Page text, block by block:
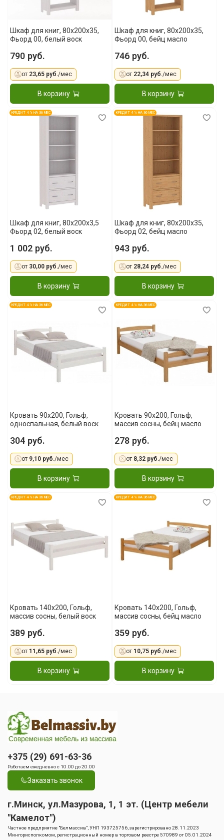
Шкаф для книг, 80x200x35,
Фьорд 00, белый воск
790 руб.
от 23,65 руб./мес
В корзину
Шкаф для книг, 80x200x35,
Фьорд 00, бейц масло
746 руб.
от 22,34 руб./мес
В корзину
КРЕДИТ 4 % НА 36 МЕС
Шкаф для книг, 80x200x3,5
Фьорд 02, белый воск
1 002 руб.
от 30,00 руб./мес
В корзину
КРЕДИТ 4 % НА 36 МЕС
Шкаф для книг, 80x200x35,
Фьорд 02, бейц масло
943 руб.
от 28,24 руб./мес
В корзину
КРЕДИТ 4 % НА 36 МЕС
Кровать 90x200, Гольф,
односпальная, белый воск
304 руб.
от 9,10 руб./мес
В корзину
КРЕДИТ 4 % НА 36 МЕС
Кровать 90x200, Гольф,
массив сосны, бейц масло
278 руб.
от 8,32 руб./мес
В корзину
КРЕДИТ 4 % НА 36 МЕС
Кровать 140x200, Гольф,
массив сосны, белый воск
389 руб.
от 11,65 руб./мес
В корзину
КРЕДИТ 4 % НА 36 МЕС
Кровать 140x200, Гольф,
массив сосны, бейц масло
359 руб.
от 10,75 руб./мес
В корзину
+375 (29) 691-63-36
Работаем ежедневно с 10.00 до 20.00
Заказать звонок
г.Минск, ул.Мазурова, 1, 1 эт. (Центр мебели
"Камелот")
Частное предприятие "Белмассив", УНП 193725756, зарегистрировано 28.11.2023
Мингорисполкомом, регистрационный номер в торговом реестре 570989 от 05.01.2024